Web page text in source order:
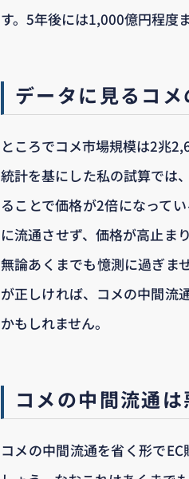
す。5年後には1,000億円程度
データに見るコ
ところでコメ市場規模は2兆
統計を基にした私の試算では
ることで価格が2倍になって
に流通させず、価格が高止ま
無論あくまでも憶測に過ぎま
が正しければ、コメの中間流
かもしれません。
コメの中間流通は
コメの中間流通を省く形で